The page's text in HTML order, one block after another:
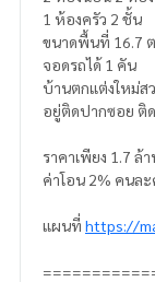
1 ห้องครัว 2 ชั้น
ขนาดพื้นที่ 16.7 ต
จอดรถได้ 1 คัน
บ้านตกแต่งใหม่ส
อยู่ติดปากซอย ติ
ราคาเพียง 1.7 ล้
ค่าโอน 2% คนละ
แผนที่ https://